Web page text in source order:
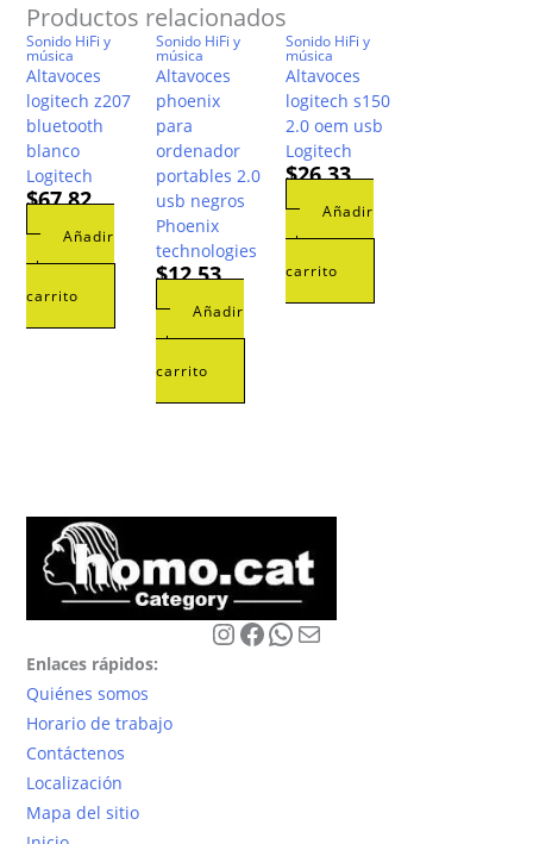
Productos relacionados
Sonido HiFi y
música
Altavoces
logitech z207
bluetooth
blanco
Logitech
$67,82
Añadir
al
carrito
Sonido HiFi y
música
Altavoces
phoenix
para
ordenador
portables 2.0
usb negros
Phoenix
technologies
$12,53
Añadir
al
carrito
Sonido HiFi y
música
Altavoces
logitech s150
2.0 oem usb
Logitech
$26,33
Añadir
al
carrito
Instagram
Facebook
WhatsApp
Correo electrónico
Enlaces rápidos:
Quiénes somos
Horario de trabajo
Contáctenos
Localización
Mapa del sitio